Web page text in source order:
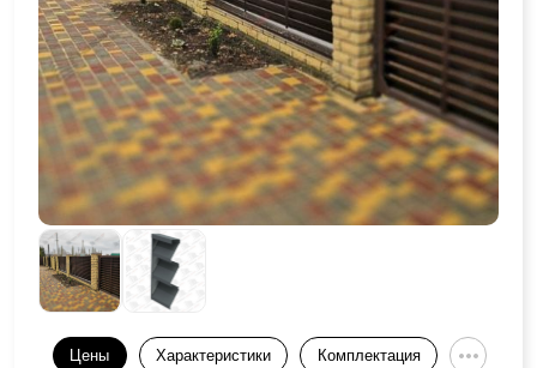
Цены Характеристики Комплектация